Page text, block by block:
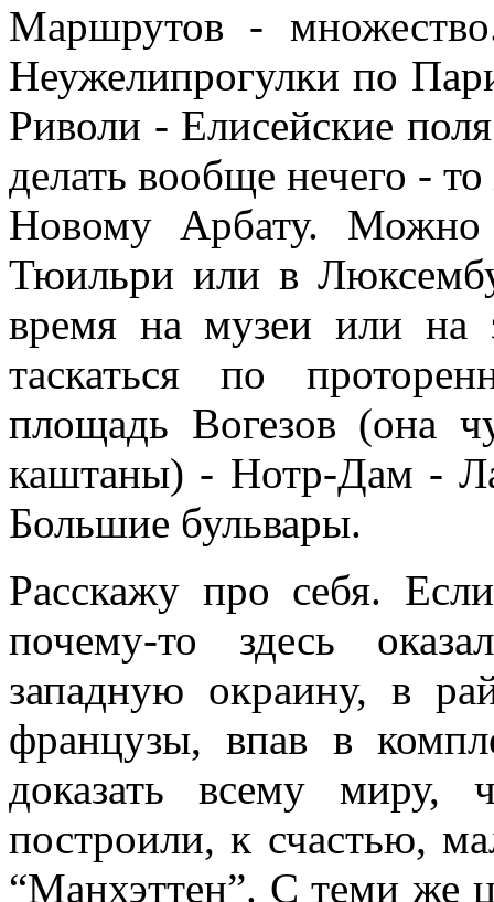
Маршрутов -
Неужелипрогулки по
Риволи - Елисейские
делать вообще нечего -
Новому Арбату. Можно
Тюильри или в
время на музеи или на
таскаться по
площадь Вогезов (она
каштаны) - Нотр-Дам -
Большие бульвары.
Расскажу про себя.
почему-то здесь
западную окраину, в
французы, впав в
доказать всему
построили, к счастью,
“Манхэттен”. С теми же